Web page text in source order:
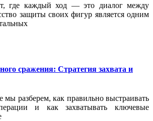
где каждый ход — это диалог между
защиты своих фигур является одним
сражения: Стратегия захвата и
мы разберем, как правильно выстраивать
и как захватывать ключевые